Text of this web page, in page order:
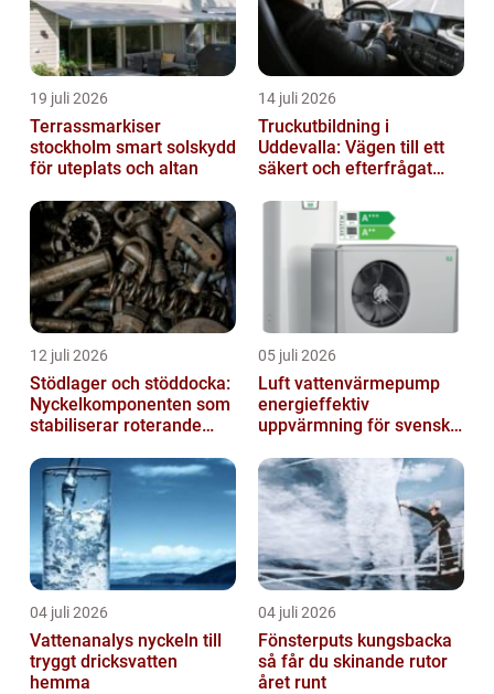
19 juli 2026
Terrassmarkiser
stockholm smart solskydd
för uteplats och altan
14 juli 2026
Truckutbildning i
Uddevalla: Vägen till ett
säkert och efterfrågat
12 juli 2026
Stödlager och stöddocka:
Nyckelkomponenten som
stabiliserar roterande
05 juli 2026
Luft vattenvärmepump
energieffektiv
uppvärmning för svenska
04 juli 2026
Vattenanalys nyckeln till
tryggt dricksvatten
hemma
04 juli 2026
Fönsterputs kungsbacka
så får du skinande rutor
året runt